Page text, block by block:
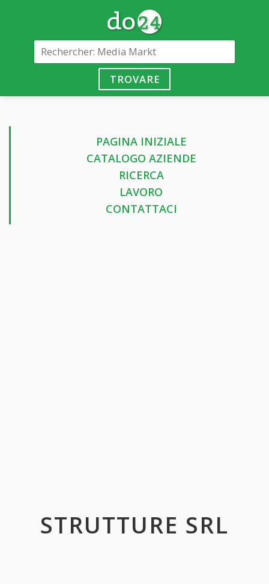
TROVARE
PAGINA INIZIALE
CATALOGO AZIENDE
RICERCA
LAVORO
CONTATTACI
STRUTTURE SRL